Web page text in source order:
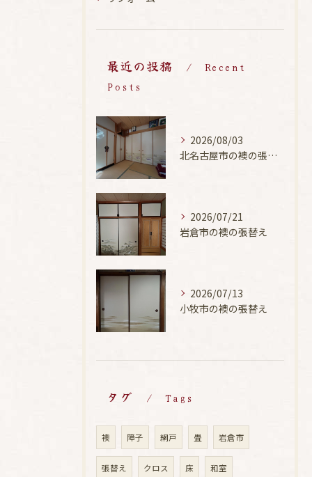
最近の投稿
Recent
Posts
2026/08/03
北名古屋市の襖の張替え
2026/07/21
岩倉市の襖の張替え
2026/07/13
小牧市の襖の張替え
タグ Tags
襖 障子 網戸 畳 岩倉市
張替え クロス 床 和室